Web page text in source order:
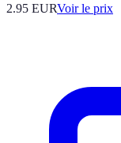
2.95 EURVoir le prix